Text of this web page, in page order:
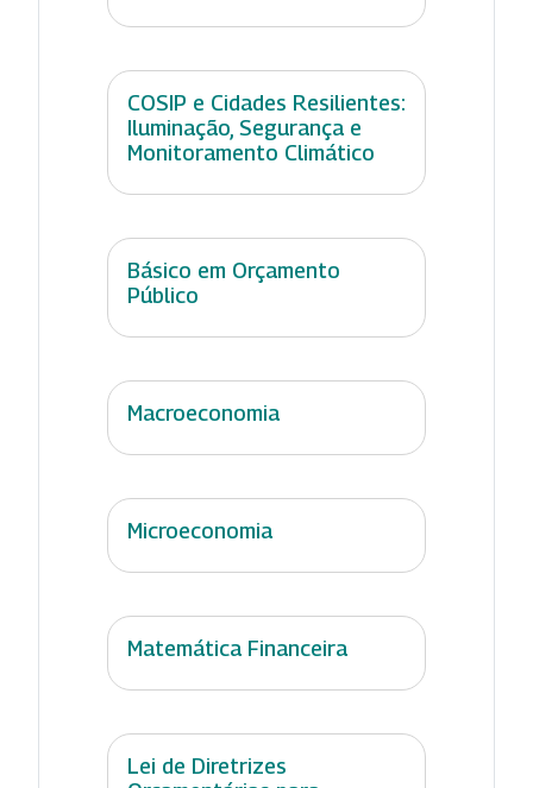
COSIP e Cidades Resilientes:
Iluminação, Segurança e
Monitoramento Climático
Básico em Orçamento
Público
Macroeconomia
Microeconomia
Matemática Financeira
Lei de Diretrizes